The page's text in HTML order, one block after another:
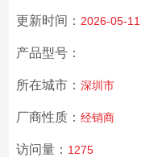
更新时间： 2026-05-11
产品型号：
所在城市： 深圳市
厂商性质： 经销商
访问量： 1275